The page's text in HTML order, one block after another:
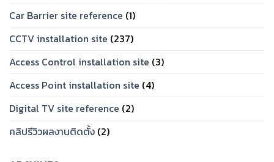
Car Barrier site reference (1)
CCTV installation site (237)
Access Control installation site (3)
Access Point installation site (4)
Digital TV site reference (2)
คลิปรีวิวผลงานติดตั้ง (2)